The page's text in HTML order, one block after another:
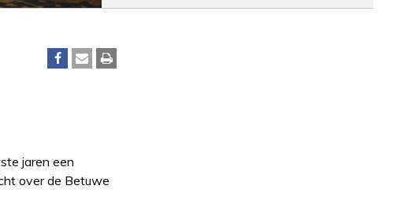
jaren een
over de Betuwe